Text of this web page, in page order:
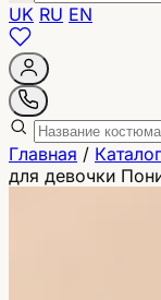
UK RU EN
Главная / Каталог
для девочки